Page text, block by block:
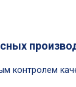
контролем